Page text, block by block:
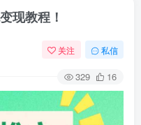
现教程！
关注 私信
329 16